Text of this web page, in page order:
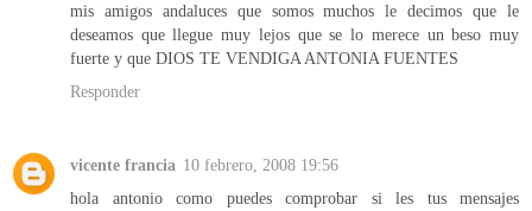
mis amigos andaluces que somos muchos le decimos que le
deseamos que llegue muy lejos que se lo merece un beso muy
fuerte y que DIOS TE VENDIGA ANTONIA FUENTES
Responder
vicente francia 10 febrero, 2008 19:56
hola antonio como puedes comprobar si les tus mensajes